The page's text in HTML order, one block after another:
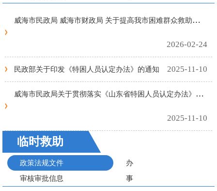
南
威海市民政局 威海市财政局 关于提高我市困难群众救助保障标准的通知
2026-02-24
民政部关于印发《特困人员认定办法》的通知 2025-11-10
威海市民政局关于贯彻落实《山东省特困人员认定办法》的通知
2025-11-10
临时救助
政策法规文件
办
事
审核审批信息